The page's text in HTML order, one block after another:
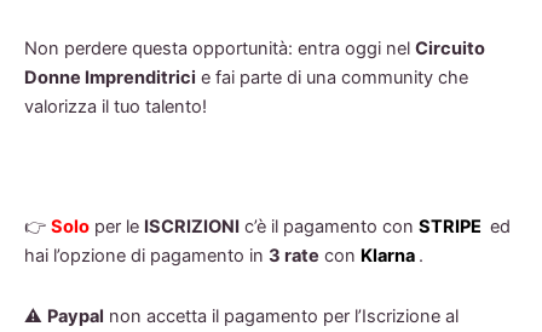
Non perdere questa opportunità: entra oggi nel Circuito
Donne Imprenditrici e fai parte di una community che
valorizza il tuo talento!
👉 Solo per le ISCRIZIONI c’è il pagamento con STRIPE ed
hai l’opzione di pagamento in 3 rate con Klarna .
⚠️ Paypal non accetta il pagamento per l’Iscrizione al